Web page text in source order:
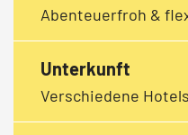
Abenteuerfroh &
Unterkunft
Verschiedene